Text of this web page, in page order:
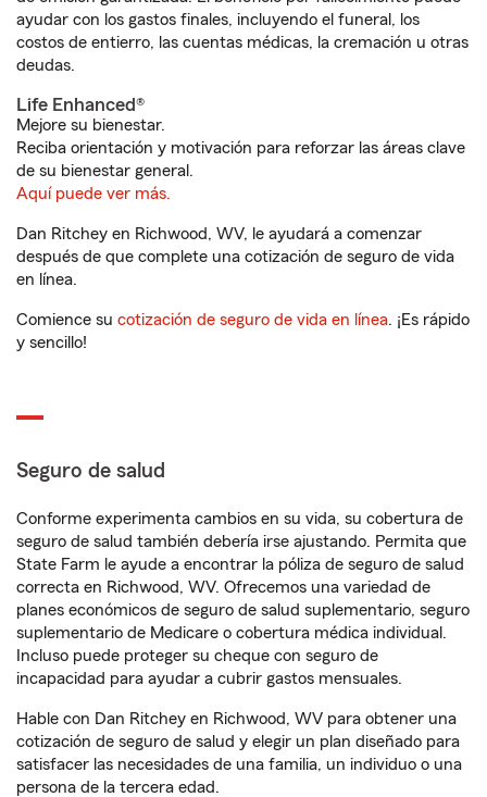
ayudar con los gastos finales, incluyendo el funeral, los
costos de entierro, las cuentas médicas, la cremación u otras
deudas.
Life Enhanced®
Mejore su bienestar.
Reciba orientación y motivación para reforzar las áreas clave
de su bienestar general.
Aquí puede ver más.
Dan Ritchey en Richwood, WV, le ayudará a comenzar
después de que complete una cotización de seguro de vida
en línea.
Comience su cotización de seguro de vida en línea. ¡Es rápido
y sencillo!
Seguro de salud
Conforme experimenta cambios en su vida, su cobertura de
seguro de salud también debería irse ajustando. Permita que
State Farm le ayude a encontrar la póliza de seguro de salud
correcta en Richwood, WV. Ofrecemos una variedad de
planes económicos de seguro de salud suplementario, seguro
suplementario de Medicare o cobertura médica individual.
Incluso puede proteger su cheque con seguro de
incapacidad para ayudar a cubrir gastos mensuales.
Hable con Dan Ritchey en Richwood, WV para obtener una
cotización de seguro de salud y elegir un plan diseñado para
satisfacer las necesidades de una familia, un individuo o una
persona de la tercera edad.